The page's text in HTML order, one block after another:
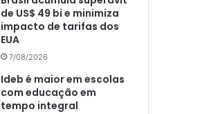
de US$ 49 bi e minimiza
impacto de tarifas dos
EUA
7/08/2026
Ideb é maior em escolas
com educação em
tempo integral